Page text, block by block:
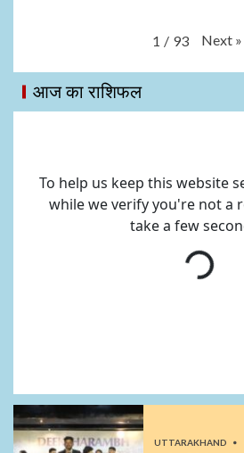
1 / 93 Next »
आज का राशिफल
UTTARAKHAND